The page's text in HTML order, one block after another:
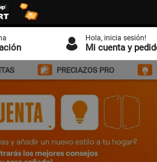
Hola, inicia sesión!
Mi cuenta y
PRECIAZOS PRO